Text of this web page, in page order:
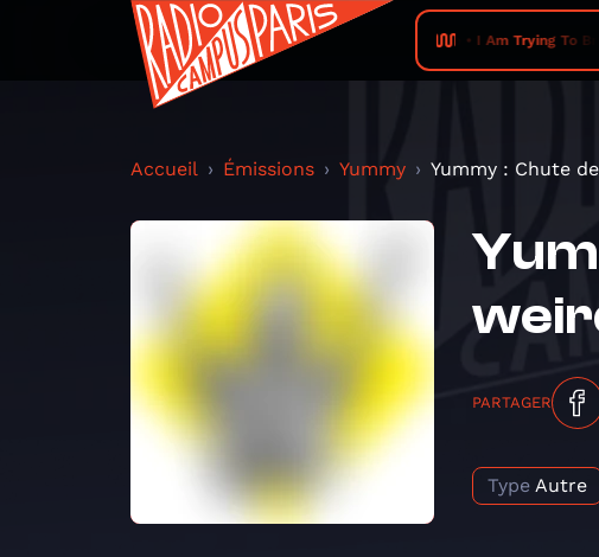
Romance • I Am Trying To Break
Accueil Émissions Yummy Yummy : Chute
PARTAGER
Type Autre